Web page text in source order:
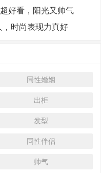
好看，阳光又帅气
时尚表现力真好
同性婚姻
出柜
发型
同性伴侣
帅气